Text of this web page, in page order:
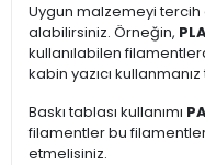
Uygun malzemeyi
alabilirsiniz. Örneğin,
kullanılabilen
kabin yazıcı
Baskı tablası kullanımı
filamentler bu
etmelisiniz.